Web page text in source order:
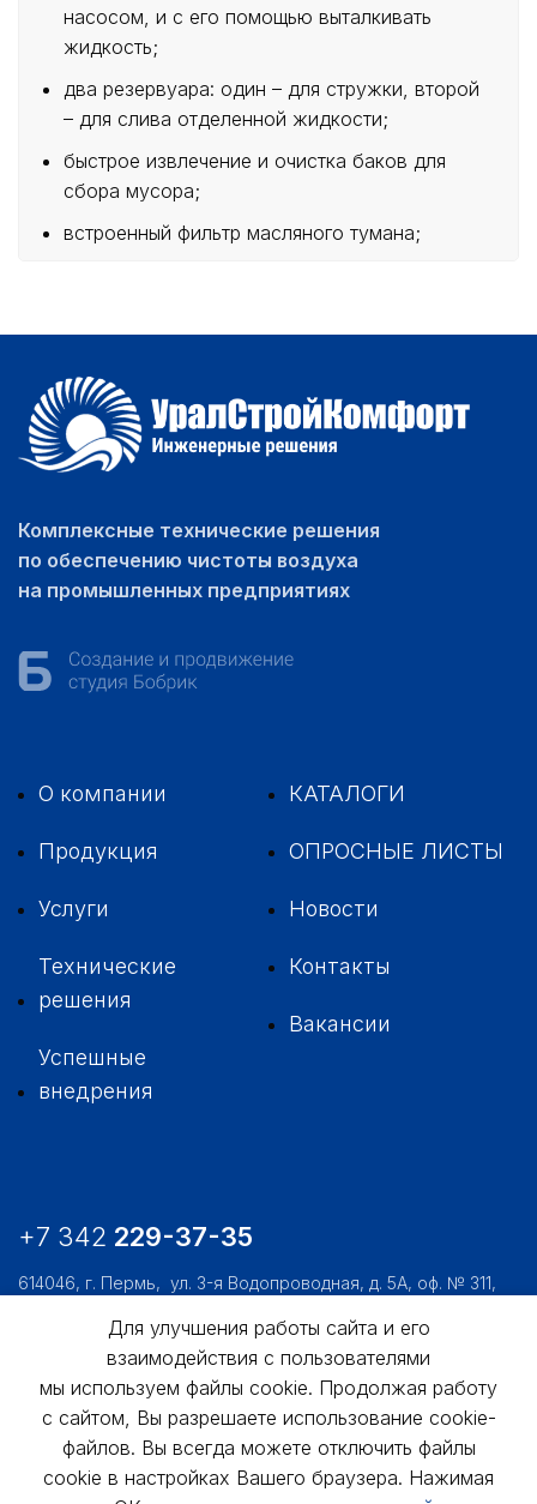
насосом, и с его помощью выталкивать
жидкость;
два резервуара: один – для стружки, второй
– для слива отделенной жидкости;
быстрое извлечение и очистка баков для
сбора мусора;
встроенный фильтр масляного тумана;
Комплексные технические решения
по обеспечению чистоты воздуха
на промышленных предприятиях
О компании
Продукция
Услуги
Технические
решения
Успешные
внедрения
КАТАЛОГИ
ОПРОСНЫЕ ЛИСТЫ
Новости
Контакты
Вакансии
+7 342 229-37-35
614046, г. Пермь, ул. 3-я Водопроводная, д. 5А, оф. № 311,
usk@usk.perm.ru
Обратная связь
Для улучшения работы сайта и его
взаимодействия с пользователями
мы используем файлы cookie. Продолжая работу
с сайтом, Вы разрешаете использование cookie-
файлов. Вы всегда можете отключить файлы
cookie в настройках Вашего браузера. Нажимая